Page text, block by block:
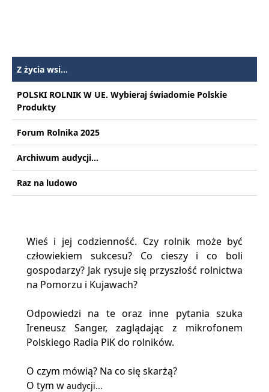
Z życia wsi...
POLSKI ROLNIK W UE. Wybieraj świadomie Polskie
Produkty
Forum Rolnika 2025
Archiwum audycji...
Raz na ludowo
Wieś i jej codzienność. Czy rolnik może być
człowiekiem sukcesu? Co cieszy i co boli
gospodarzy? Jak rysuje się przyszłość rolnictwa
na Pomorzu i Kujawach?
Odpowiedzi na te oraz inne pytania szuka
Ireneusz Sanger, zaglądając z mikrofonem
Polskiego Radia PiK do rolników.
O czym mówią? Na co się skarżą?
O tym w audycji...